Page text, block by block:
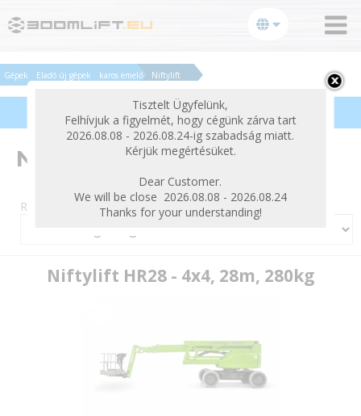
bezárás
Tisztelt Ügyfelünk,
Felhívjuk a figyelmét, hogy cégünk zárva tart
2026.08.08 - 2026.08.24-ig szabadság miatt.
Kérjük megértésüket.
Dear Customer.
We will be close 2026.08.08 - 2026.08.24
Thanks for your understanding!
Gépek Eladó új gépek karos emelő Niftylift
Termékek szűrése
Niftylift
Rendezés:
Niftylift HR28 - 4x4, 28m, 280kg